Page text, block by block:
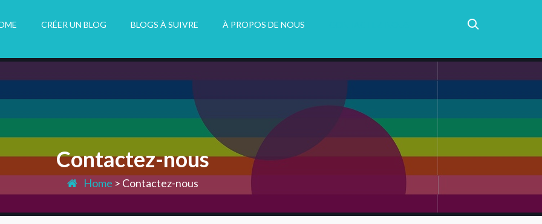
CRÉER UN BLOG BLOGS À SUIVRE À PROPOS DE NOUS
Contactez-nous
Home > Contactez-nous